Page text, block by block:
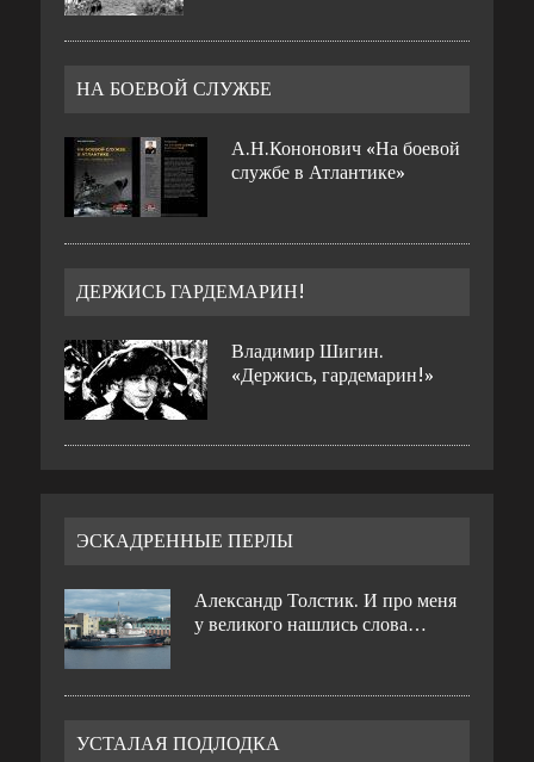
НА БОЕВОЙ СЛУЖБЕ
А.Н.Кононович «На боевой
службе в Атлантике»
ДЕРЖИСЬ ГАРДЕМАРИН!
Владимир Шигин.
«Держись, гардемарин!»
ЭСКАДРЕННЫЕ ПЕРЛЫ
Александр Толстик. И про меня
у великого нашлись слова…
УСТАЛАЯ ПОДЛОДКА